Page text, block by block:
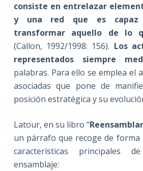
consiste en entrelazar
y una red que es
transformar aquello de lo
(Callon, 1992/1998: 156). Los
representados siempre
palabras. Para ello se emplea el
asociadas que pone de
posición estratégica y su
Latour, en su libro “
un párrafo que recoge de forma
características principales
ensamblaje: